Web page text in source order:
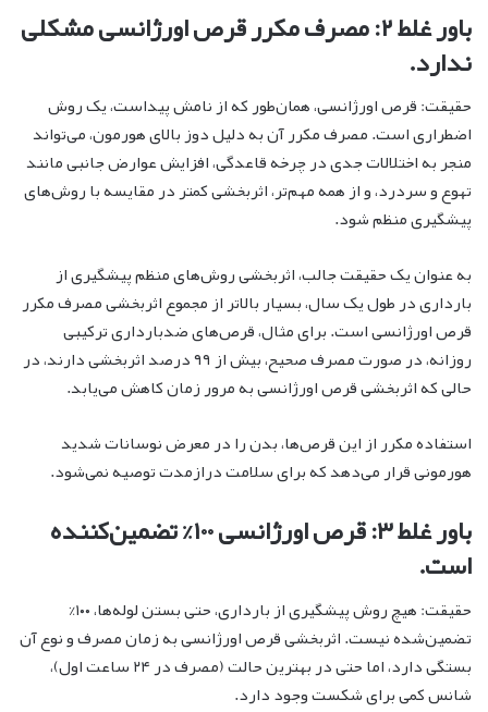
باور غلط ۲: مصرف مکرر قرص اورژانسی مشکلی
ندارد.
حقیقت: قرص اورژانسی، همان‌طور که از نامش پیداست، یک روش
اضطراری است. مصرف مکرر آن به دلیل دوز بالای هورمون، می‌تواند
منجر به اختلالات جدی در چرخه قاعدگی، افزایش عوارض جانبی مانند
تهوع و سردرد، و از همه مهم‌تر، اثربخشی کمتر در مقایسه با روش‌های
پیشگیری منظم شود.
به عنوان یک حقیقت جالب، اثربخشی روش‌های منظم پیشگیری از
بارداری در طول یک سال، بسیار بالاتر از مجموع اثربخشی مصرف مکرر
قرص اورژانسی است. برای مثال، قرص‌های ضدبارداری ترکیبی
روزانه، در صورت مصرف صحیح، بیش از ۹۹ درصد اثربخشی دارند، در
حالی که اثربخشی قرص اورژانسی به مرور زمان کاهش می‌یابد.
استفاده مکرر از این قرص‌ها، بدن را در معرض نوسانات شدید
هورمونی قرار می‌دهد که برای سلامت درازمدت توصیه نمی‌شود.
باور غلط ۳: قرص اورژانسی ۱۰۰% تضمین‌کننده
است.
حقیقت: هیچ روش پیشگیری از بارداری، حتی بستن لوله‌ها، ۱۰۰%
تضمین‌شده نیست. اثربخشی قرص اورژانسی به زمان مصرف و نوع آن
بستگی دارد، اما حتی در بهترین حالت (مصرف در ۲۴ ساعت اول)،
شانس کمی برای شکست وجود دارد.